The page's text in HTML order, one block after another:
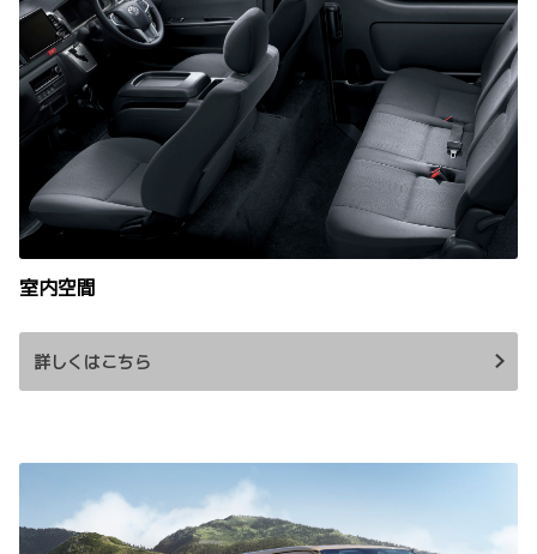
室内空間
詳しくはこちら